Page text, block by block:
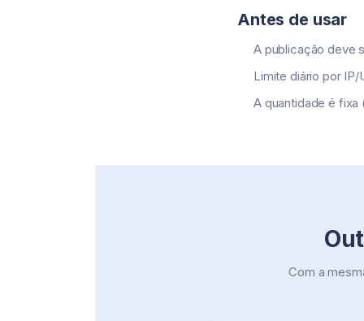
Antes de usar
A publicação deve
Limite diário por IP/
A quantidade é fixa
Com a